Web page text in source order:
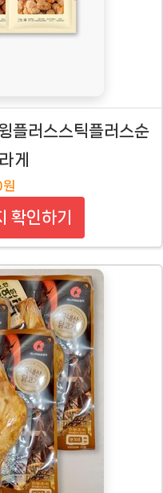
플러스스틱플러스순
게
확인하기